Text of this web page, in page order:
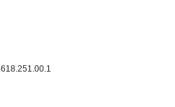
618.251.00.1